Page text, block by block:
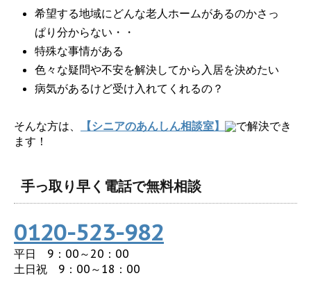
希望する地域にどんな老人ホームがあるのかさっ
ぱり分からない・・
特殊な事情がある
色々な疑問や不安を解決してから入居を決めたい
病気があるけど受け入れてくれるの？
そんな方は、 【シニアのあんしん相談室】
で解決でき
ます！
手っ取り早く電話で無料相談
0120-523-982
平日 9：00～20：00
土日祝 9：00～18：00